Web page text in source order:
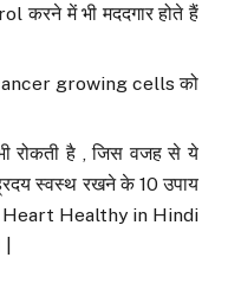
में भी मददगार होते हैं
growing cells को
रोकती है , जिस वजह से ये
स्वस्थ रखने के 10 उपाय
Healthy in Hindi